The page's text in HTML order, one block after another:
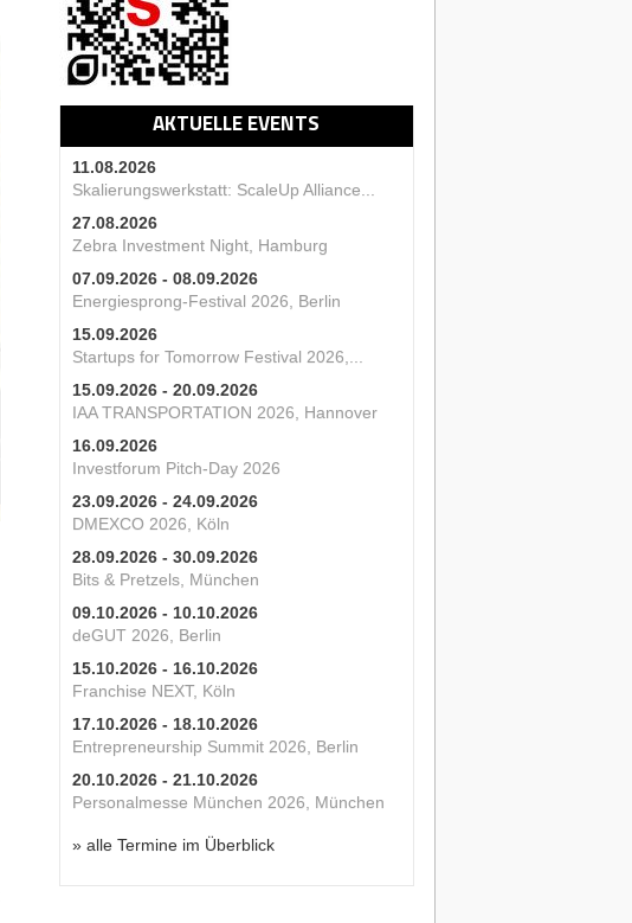
AKTUELLE EVENTS
11.08.2026
Skalierungswerkstatt: ScaleUp Alliance...
27.08.2026
Zebra Investment Night, Hamburg
07.09.2026 - 08.09.2026
Energiesprong-Festival 2026, Berlin
15.09.2026
Startups for Tomorrow Festival 2026,...
15.09.2026 - 20.09.2026
IAA TRANSPORTATION 2026, Hannover
16.09.2026
Investforum Pitch-Day 2026
23.09.2026 - 24.09.2026
DMEXCO 2026, Köln
28.09.2026 - 30.09.2026
Bits & Pretzels, München
09.10.2026 - 10.10.2026
deGUT 2026, Berlin
15.10.2026 - 16.10.2026
Franchise NEXT, Köln
17.10.2026 - 18.10.2026
Entrepreneurship Summit 2026, Berlin
20.10.2026 - 21.10.2026
Personalmesse München 2026, München
» alle Termine im Überblick